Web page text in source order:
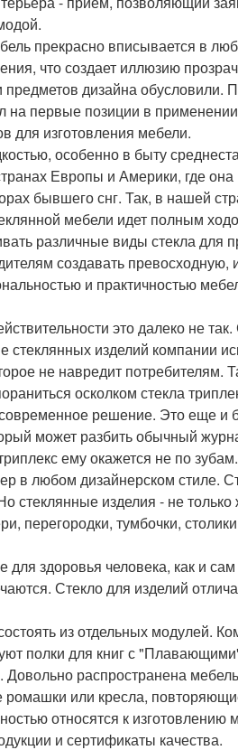
прекрасно вписывается в
что создает иллюзию
дизайна обусловили.
на первые позиции в
для изготовления мебели.
особенно в быту
Европы и Америки, где она
бывшего снг. Так, в нашей
мебели идет полным
различные виды стекла для
создавать
и практичностью
это далеко не
стеклянных изделий компании
не навредит потребителям.
осколком стекла
решение. Это еще и
может разбить обычный
ему окажется не по зубам.
в любом дизайнерском стиле.
стеклянные изделия - не
перегородки, тумбочки,
для здоровья человека, как и
Стекло для изделий
из отдельных модулей.
полки для книг с
распространена
или кресла,
относятся к изготовлению
и сертификаты качества.